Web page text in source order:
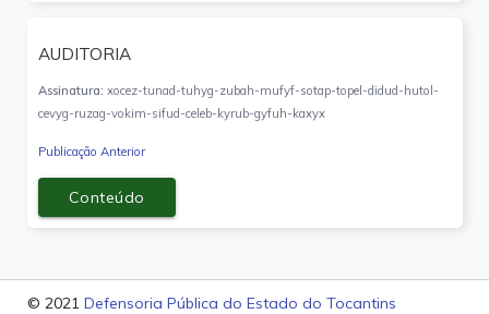
AUDITORIA
Assinatura: xocez-tunad-tuhyg-zubah-mufyf-sotap-topel-didud-hutol-
cevyg-ruzag-vokim-sifud-celeb-kyrub-gyfuh-kaxyx
Publicação Anterior
Conteúdo
© 2021 Defensoria Pública do Estado do Tocantins